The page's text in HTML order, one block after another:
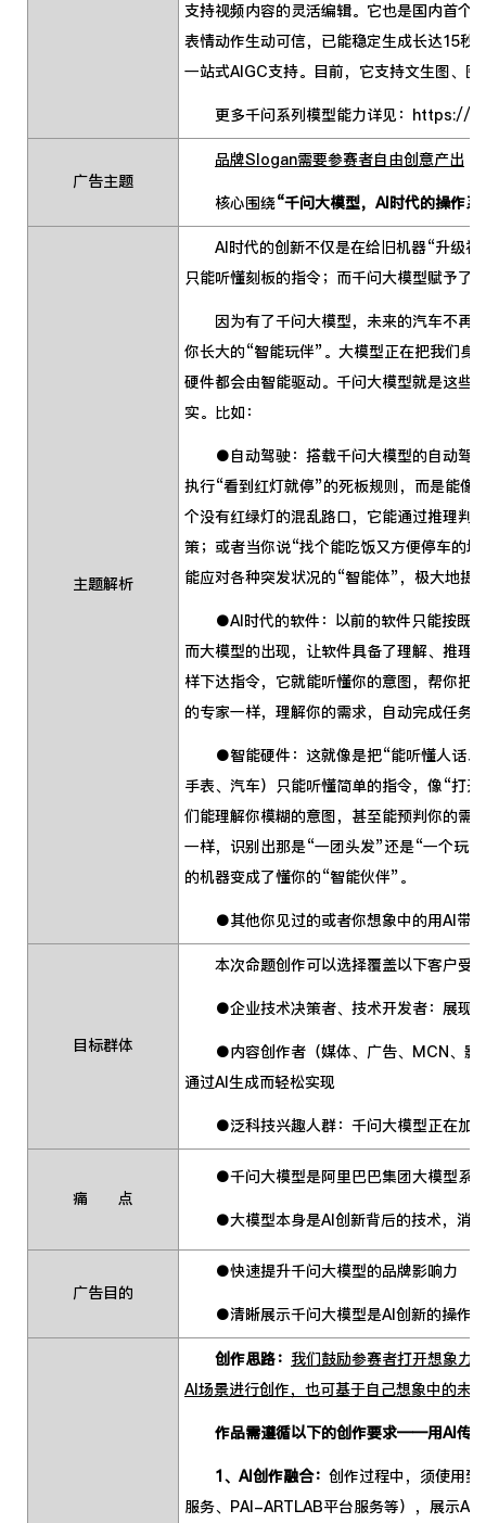
支持视频内容的灵活编辑。它也是国内首个
表情动作生动可信，已能稳定生成长达15秒
一站式AIGC支持。目前，它支持文生图、
更多千问系列模型能力详见： https://
广告主题
品牌Slogan需要参赛者自由创意产出
核心围绕“千问大模型，AI时代的操作
主题解析
AI时代的创新不仅是在给旧机器“升级
只能听懂刻板的指令；而千问大模型赋予了
因为有了千问大模型，未来的汽车不再只
你长大的“智能玩伴”。大模型正在把我们身
硬件都会由智能驱动。千问大模型就是这些
实。比如：
●自动驾驶：搭载千问大模型的自动驾驶
执行“看到红灯就停”的死板规则，而是能像
个没有红绿灯的混乱路口，它能通过推理判
策；或者当你说“找个能吃饭又方便停车的
能应对各种突发状况的“智能体”，极大地提
●AI时代的软件：以前的软件只能按既定
而大模型的出现，让软件具备了理解、推理
样下达指令，它就能听懂你的意图，帮你把
的专家一样，理解你的需求，自动完成任务
●智能硬件：这就像是把“能听懂人话、
手表、汽车）只能听懂简单的指令，像“打
们能理解你模糊的意图，甚至能预判你的需
一样，识别出那是“一团头发”还是“一个玩
的机器变成了懂你的“智能伙伴”。
●其他你见过的或者你想象中的用AI带来
目标群体
本次命题创作可以选择覆盖以下客户受
●企业技术决策者、技术开发者：展现千
●内容创作者（媒体、广告、MCN、影视
通过AI生成而轻松实现
●泛科技兴趣人群：千问大模型正在加速
痛 点
●千问大模型是阿里巴巴集团大模型系
●大模型本身是AI创新背后的技术，消费
广告目的
●快速提升千问大模型的品牌影响力
●清晰展示千问大模型是AI创新的操作系
创作思路： 我们鼓励参赛者打开想象力
AI场景进行创作，也可基于自己想象中的未
作品需遵循以下的创作要求——用AI传
1、AI创作融合： 创作过程中，须使用
服务、PAI-ARTLAB平台服务等），展示AI